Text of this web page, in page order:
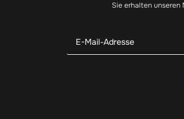
Sie erhalten unseren